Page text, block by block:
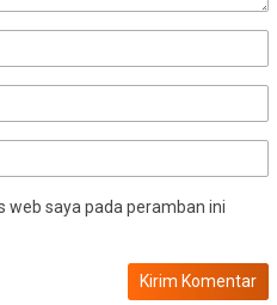
web saya pada peramban ini